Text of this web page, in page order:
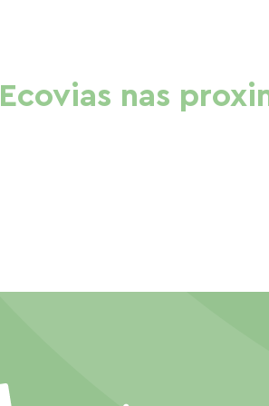
Ecovias nas